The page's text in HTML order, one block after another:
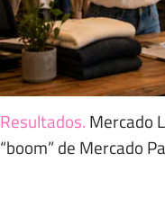
Resultados. Mercado
“boom” de Mercado